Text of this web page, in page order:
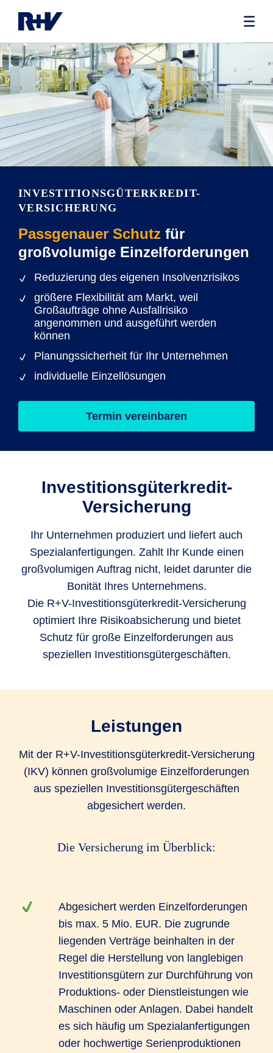
INVESTITIONSGÜTERKREDIT-
VERSICHERUNG
Passgenauer Schutz für
großvolumige Einzelforderungen
Reduzierung des eigenen Insolvenzrisikos
größere Flexibilität am Markt, weil
Großaufträge ohne Ausfallrisiko
angenommen und ausgeführt werden
können
Planungssicherheit für Ihr Unternehmen
individuelle Einzellösungen
Termin vereinbaren
Investitionsgüterkredit-
Versicherung
Ihr Unternehmen produziert und liefert auch
Spezialanfertigungen. Zahlt Ihr Kunde einen
großvolumigen Auftrag nicht, leidet darunter die
Bonität Ihres Unternehmens.
Die R+V-Investitionsgüterkredit-Versicherung
optimiert Ihre Risikoabsicherung und bietet
Schutz für große Einzelforderungen aus
speziellen Investitionsgütergeschäften.
Leistungen
Mit der R+V-Investitionsgüterkredit-Versicherung
(IKV) können großvolumige Einzelforderungen
aus speziellen Investitionsgütergeschäften
abgesichert werden.
Die Versicherung im Überblick:
Abgesichert werden Einzelforderungen
bis max. 5 Mio. EUR. Die zugrunde
liegenden Verträge beinhalten in der
Regel die Herstellung von langlebigen
Investitionsgütern zur Durchführung von
Produktions- oder Dienstleistungen wie
Maschinen oder Anlagen. Dabei handelt
es sich häufig um Spezialanfertigungen
oder hochwertige Serienproduktionen